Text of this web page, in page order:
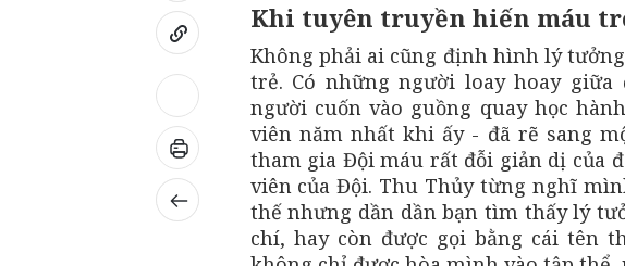
Khi tuyên truyền hiến máu
Không phải ai cũng định hình lý
trẻ. Có những người loay hoay
người cuốn vào guồng quay học
viên năm nhất khi ấy - đã rẽ sang
tham gia Đội máu rất đỗi giản dị của
viên của Đội. Thu Thủy từng nghĩ
thế nhưng dần dần bạn tìm thấy lý
chí, hay còn được gọi bằng cái tên